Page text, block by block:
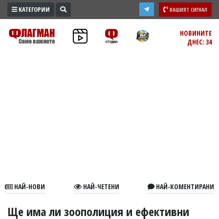
ПРОМО
ЗОНА
В
КАТЕГОРИИ ВАШИЯТ СИГНАЛ
НОВИНИТЕ
ДНЕС: 34
НАЙ-НОВИ НАЙ-ЧЕТЕНИ НАЙ-КОМЕНТИРАНИ
Ще има ли зоополиция и ефективни